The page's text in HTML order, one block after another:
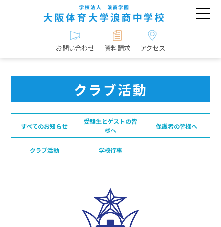
お問い合わせ 資料請求 アクセス
クラブ活動
すべてのお知らせ
受験生とゲストの皆
様へ
保護者の皆様へ
クラブ活動 学校行事